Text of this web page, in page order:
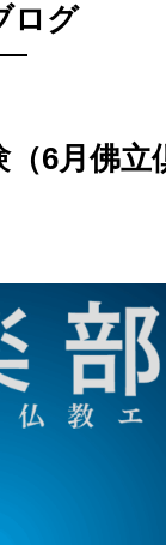
ログ
6月佛立